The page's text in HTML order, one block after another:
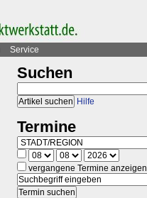
Service
Suchen
Hilfe
Termine
vergangene Termine anzeigen